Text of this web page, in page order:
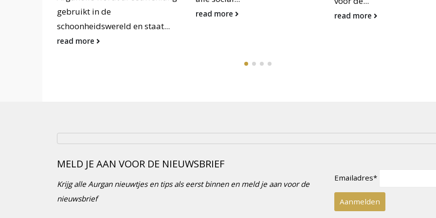
en staat...
MELD JE AAN VOOR DE NIEUWSBRIEF
Krijg alle Aurgan nieuwtjes en tips als eerst binnen en meld je aan voor de
nieuwsbrief
Emailadres*